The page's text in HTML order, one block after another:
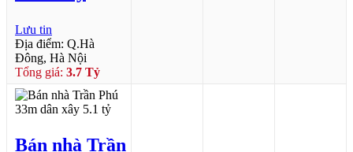
Lưu tin
Địa điểm: Q.Hà
Đông, Hà Nội
Tổng giá: 3.7 Tỷ
Bán nhà Trần